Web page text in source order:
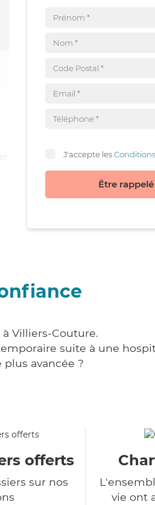
J'accepte les
Être
à Villiers-Couture.
suite à une
avancée ?
offerts
sur nos
vie ont